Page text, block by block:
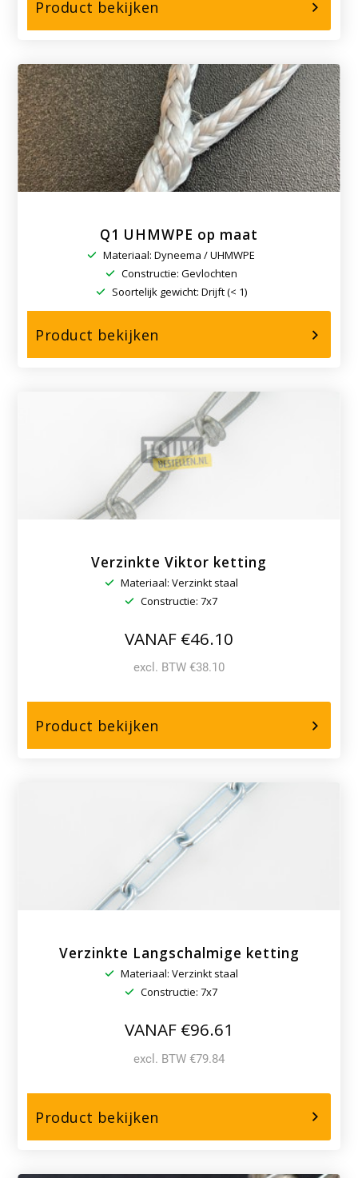
Product bekijken
Staaldraad-
6x36WS+STK
Q1 UHMWPE op maat
Materiaal: Dyneema / UHMWPE
Constructie: Gevlochten
Soortelijk gewicht: Drijft (< 1)
Product bekijken
Q1
maat
Verzinkte Viktor ketting
Materiaal: Verzinkt staal
Constructie: 7x7
VANAF €46.10
excl. BTW €38.10
Product bekijken
Verzinkte
ketting
Verzinkte Langschalmige ketting
Materiaal: Verzinkt staal
Constructie: 7x7
VANAF €96.61
excl. BTW €79.84
Product bekijken
Verzinkte